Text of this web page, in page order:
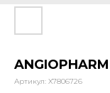
Артикул: X7806726